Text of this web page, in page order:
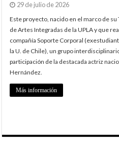
29 de julio de 2026
Este proyecto, nacido en el marco de su
de Artes Integradas de la UPLA y que
compañía Soporte Corporal
la U. de Chile), un grupo
participación de la destacada actriz
Hernández.
Más información